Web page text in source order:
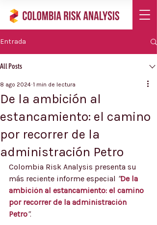
Entrada
All Posts
De la ambición al
estancamiento: el camino
por recorrer de la
administración Petro
8 ago 2024 1 min de lectura
Colombia Risk Analysis presenta su
más reciente informe especial "De la
ambición al estancamiento: el camino
por recorrer de la administración
Petro".